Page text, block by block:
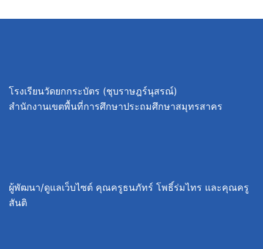
โรงเรียนวัดยกกระบัตร (ชุบราษฎร์นุสรณ์)
สำนักงานเขตพื้นที่การศึกษาประถมศึกษาสมุทรสาคร
ผู้พัฒนา/ดูแลเว็บไซต์ คุณครูธนภัทร์ โพธิ์ร่มไทร และคุณครู
สันติ